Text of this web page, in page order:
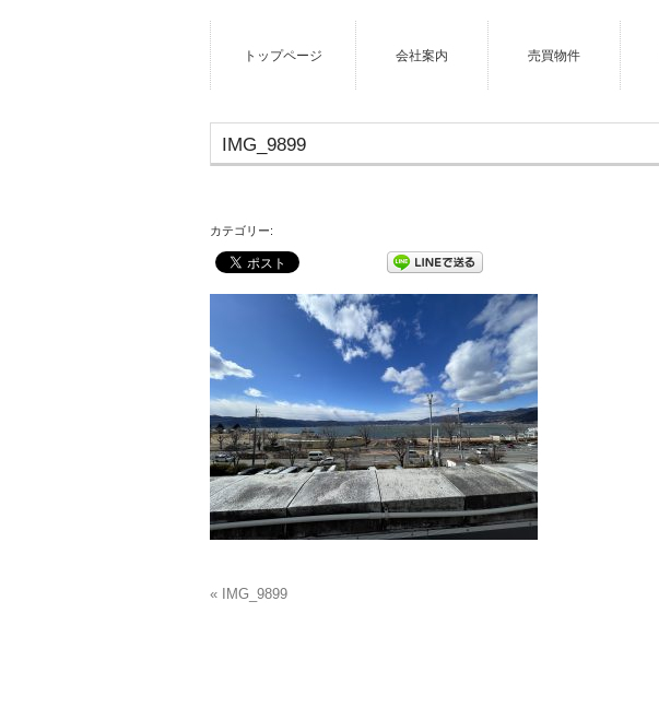
トップページ 会社案内 売買物件
IMG_9899
カテゴリー:
« IMG_9899